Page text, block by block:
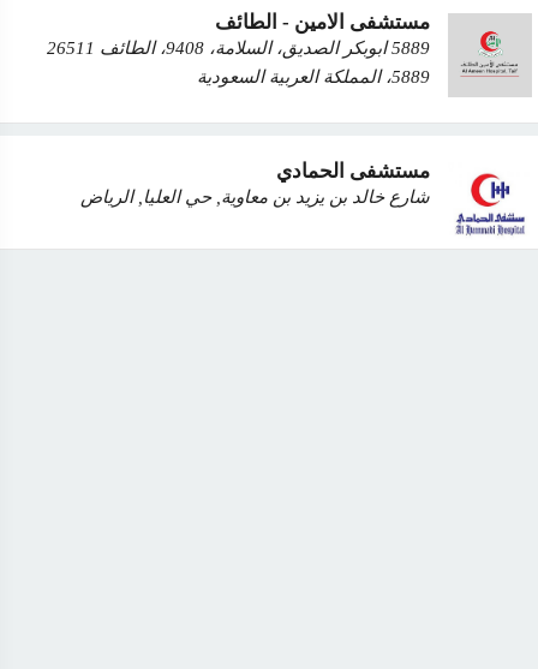
مستشفى الامين - الطائف
5889 ابوبكر الصديق، السلامة، 9408، الطائف 26511
5889، المملكة العربية السعودية
مستشفى الحمادي
شارع خالد بن يزيد بن معاوية, حي العليا, الرياض